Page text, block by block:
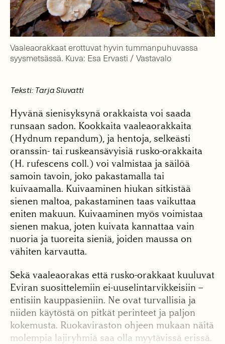
Vaaleaorakkaat erottuvat hyvin tummanpuhuvassa
syysmetsässä. Kuva: Esa Ervasti / Vastavalo
Teksti: Tarja Siuvatti
Hyvänä sienisyksynä orakkaista voi saada
runsaan sadon. Kookkaita vaaleaorakkaita
(Hydnum repandum), ja hentoja, selkeästi
oranssin- tai rus­keansävyisiä rusko-orakkaita
(H. rufescens coll.) voi valmistaa ja säilöä
samoin tavoin, joko pakastamalla tai
kuivaamalla. Kuivaaminen hiukan sitkistää
sienen maltoa, pakastaminen taas vaikuttaa
eniten makuun. Kuivaaminen myös voimistaa
sienen makua, joten kuivata kannattaa vain
nuoria ja tuoreita sieniä, joiden maussa on
vähiten karvautta.
Sekä vaaleaorakas että rusko-orakkaat kuuluvat
Eviran suosittelemiin ei-uuselintarvikkeisiin –
entisiin kauppasieniin. Ne ovat turvallisia ja
niiden käytöstä on pitkät perinteet ja paljon
kokemusta. Ruokaviraston ohjeen mukaan näitä
molempia lajiryhmiä saa olla myytävissä erissä.